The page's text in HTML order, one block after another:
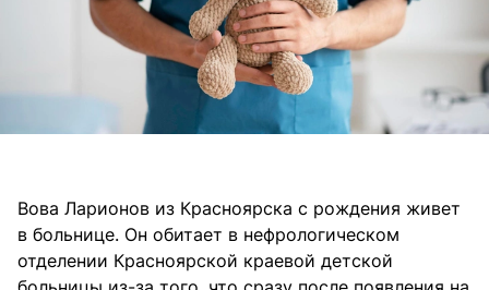
Вова Ларионов из Красноярска с рождения живет
в больнице. Он обитает в нефрологическом
отделении Красноярской краевой детской